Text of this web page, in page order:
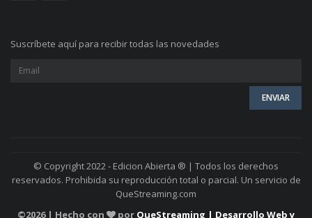
Suscríbete aquí para recibir todas las novedades
© Copyright 2022 - Edicion Abierta ® | Todos los derechos
reservados. Prohibida su reproducción total o parcial. Un servicio de
QueStreaming.com
©2026 | Hecho con por QueStreaming | Desarrollo Web y